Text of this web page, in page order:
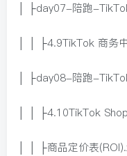
│ ├day07-陪跑-
│ │ ├4.9TikTok 商务
│ ├day08-陪跑-
│ │ ├4.10TikTok
│ │ ├商品定价表